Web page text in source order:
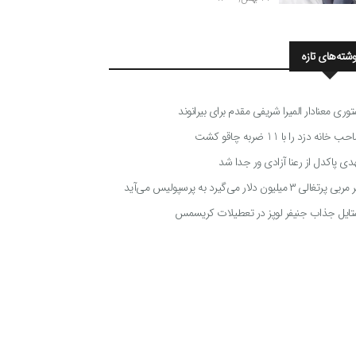
تازه
معنادار المیرا شریفی مقدم برای بیرانوند
خانه دزد را با 11 ضربه چاقو کشت
پاکدل از رعنا آزادی ور جدا شد
۳ میلیون دلار می‌گیرد به پرسپولیس می‌آید
جذاب جنیفر لوپز در تعطیلات کریسمس